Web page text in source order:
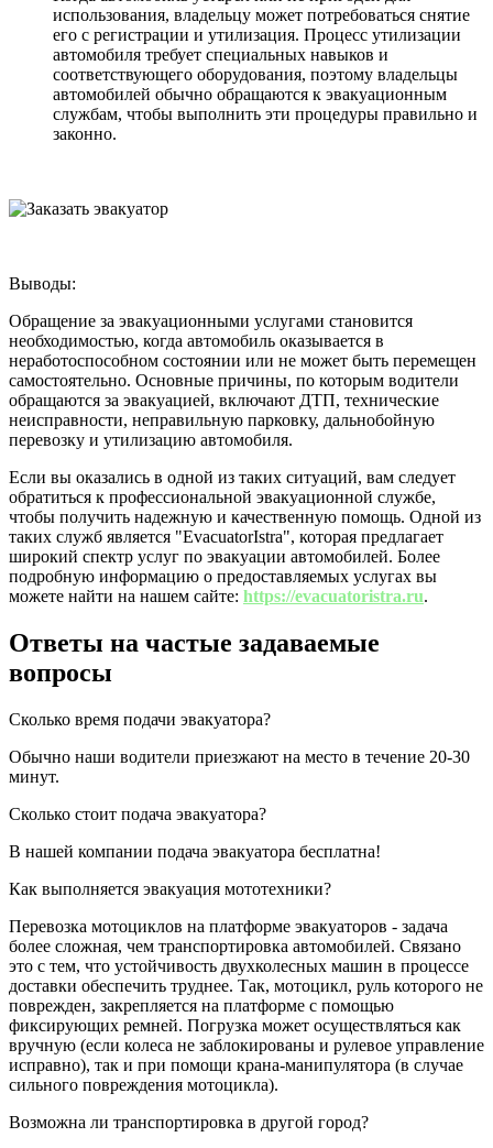
использования, владельцу может потребоваться снятие
его с регистрации и утилизация. Процесс утилизации
автомобиля требует специальных навыков и
соответствующего оборудования, поэтому владельцы
автомобилей обычно обращаются к эвакуационным
службам, чтобы выполнить эти процедуры правильно и
законно.
Выводы:
Обращение за эвакуационными услугами становится
необходимостью, когда автомобиль оказывается в
неработоспособном состоянии или не может быть перемещен
самостоятельно. Основные причины, по которым водители
обращаются за эвакуацией, включают ДТП, технические
неисправности, неправильную парковку, дальнобойную
перевозку и утилизацию автомобиля.
Если вы оказались в одной из таких ситуаций, вам следует
обратиться к профессиональной эвакуационной службе,
чтобы получить надежную и качественную помощь. Одной из
таких служб является "EvacuatorIstra", которая предлагает
широкий спектр услуг по эвакуации автомобилей. Более
подробную информацию о предоставляемых услугах вы
можете найти на нашем сайте: https://evacuatoristra.ru.
Ответы на частые задаваемые
вопросы
Сколько время подачи эвакуатора?
Обычно наши водители приезжают на место в течение 20-30
минут.
Сколько стоит подача эвакуатора?
В нашей компании подача эвакуатора бесплатна!
Как выполняется эвакуация мототехники?
Перевозка мотоциклов на платформе эвакуаторов - задача
более сложная, чем транспортировка автомобилей. Связано
это с тем, что устойчивость двухколесных машин в процессе
доставки обеспечить труднее. Так, мотоцикл, руль которого не
поврежден, закрепляется на платформе с помощью
фиксирующих ремней. Погрузка может осуществляться как
вручную (если колеса не заблокированы и рулевое управление
исправно), так и при помощи крана-манипулятора (в случае
сильного повреждения мотоцикла).
Возможна ли транспортировка в другой город?